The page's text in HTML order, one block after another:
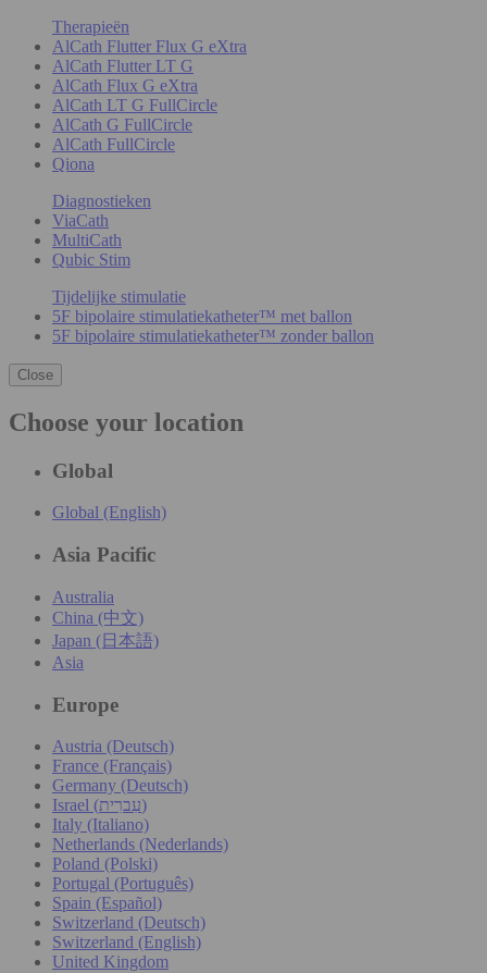
Therapieën
AlCath Flutter Flux G eXtra
AlCath Flutter LT G
AlCath Flux G eXtra
AlCath LT G FullCircle
AlCath G FullCircle
AlCath FullCircle
Qiona
Diagnostieken
ViaCath
MultiCath
Qubic Stim
Tijdelijke stimulatie
5F bipolaire stimulatiekatheter™ met ballon
5F bipolaire stimulatiekatheter™ zonder ballon
Close
Choose your location
Global
Global (English)
Asia Pacific
Australia
China (中文)
Japan (日本語)
Asia
Europe
Austria (Deutsch)
France (Français)
Germany (Deutsch)
Israel (עִברִית)
Italy (Italiano)
Netherlands (Nederlands)
Poland (Polski)
Portugal (Português)
Spain (Español)
Switzerland (Deutsch)
Switzerland (English)
United Kingdom